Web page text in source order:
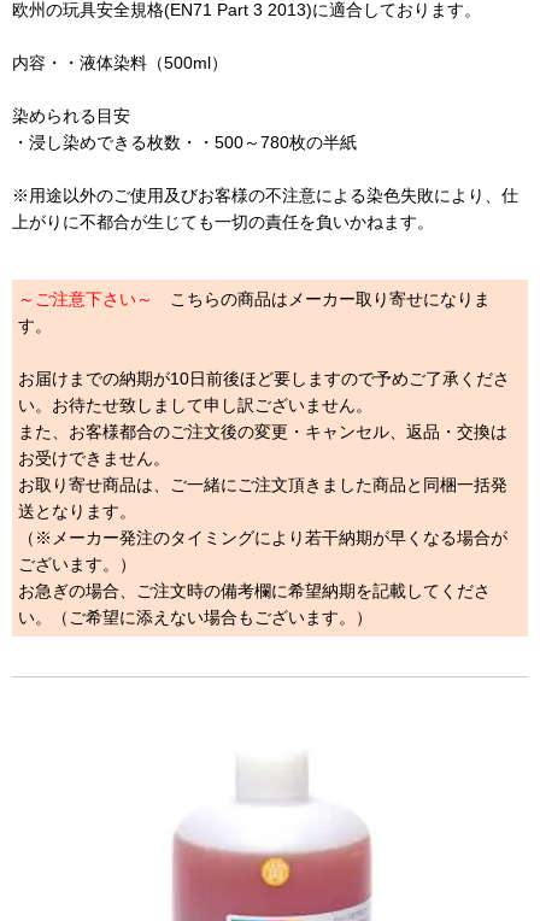
欧州の玩具安全規格(EN71 Part 3 2013)に適合しております。
内容・・液体染料（500ml）
染められる目安
・浸し染めできる枚数・・500～780枚の半紙
※用途以外のご使用及びお客様の不注意による染色失敗により、仕
上がりに不都合が生じても一切の責任を負いかねます。
～ご注意下さい～
こちらの商品はメーカー取り寄せになりま
す。
お届けまでの納期が10日前後ほど要しますので予めご了承くださ
い。お待たせ致しまして申し訳ございません。
また、お客様都合のご注文後の変更・キャンセル、返品・交換は
お受けできません。
お取り寄せ商品は、ご一緒にご注文頂きました商品と同梱一括発
送となります。
（※メーカー発注のタイミングにより若干納期が早くなる場合が
ございます。）
お急ぎの場合、ご注文時の備考欄に希望納期を記載してくださ
い。（ご希望に添えない場合もございます。）